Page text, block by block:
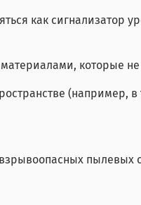
как сигнализатор
которые
(например,
пылевых